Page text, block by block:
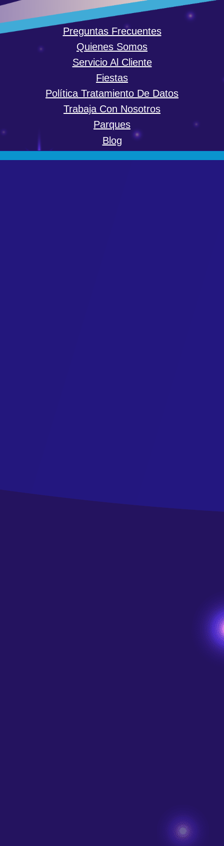
Preguntas Frecuentes
Quienes Somos
Servicio Al Cliente
Fiestas
Política Tratamiento De Datos
Trabaja Con Nosotros
Parques
Blog